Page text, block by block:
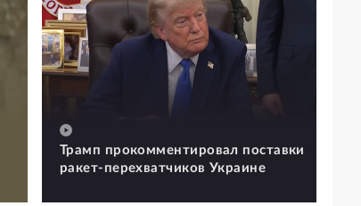
Трамп прокомментировал поставки
ракет-перехватчиков Украине